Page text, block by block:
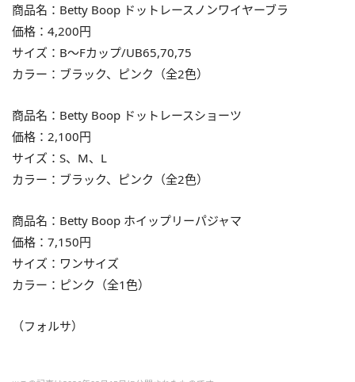
商品名：Betty Boop ドットレースノンワイヤーブラ
価格：4,200円
サイズ：B～Fカップ/UB65,70,75
カラー：ブラック、ピンク（全2色）
商品名：Betty Boop ドットレースショーツ
価格：2,100円
サイズ：S、M、L
カラー：ブラック、ピンク（全2色）
商品名：Betty Boop ホイップリーパジャマ
価格：7,150円
サイズ：ワンサイズ
カラー：ピンク（全1色）
（フォルサ）